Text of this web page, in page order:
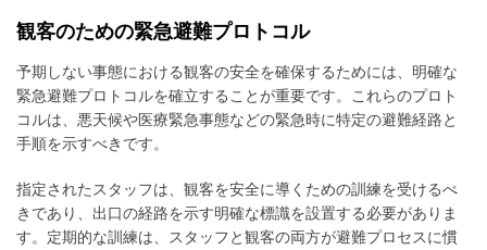
観客のための緊急避難プロトコル
予期しない事態における観客の安全を確保するためには、明確な
緊急避難プロトコルを確立することが重要です。これらのプロト
コルは、悪天候や医療緊急事態などの緊急時に特定の避難経路と
手順を示すべきです。
指定されたスタッフは、観客を安全に導くための訓練を受けるべ
きであり、出口の経路を示す明確な標識を設置する必要がありま
す。定期的な訓練は、スタッフと観客の両方が避難プロセスに慣